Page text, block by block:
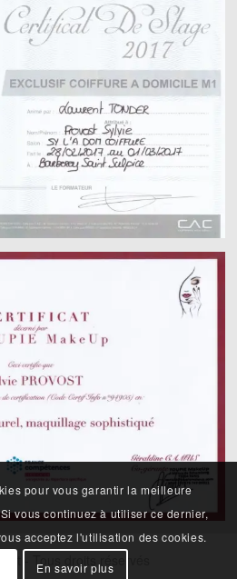
- Tous droits réservés
pour vous garantir la meilleure
vous continuez à utiliser ce dernier,
acceptez l'utilisation des cookies.
En savoir plus